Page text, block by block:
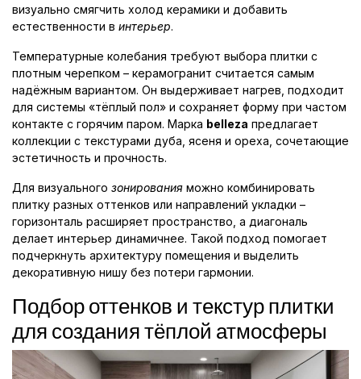
визуально смягчить холод керамики и добавить
естественности в интерьер.
Температурные колебания требуют выбора плитки с
плотным черепком – керамогранит считается самым
надёжным вариантом. Он выдерживает нагрев, подходит
для системы «тёплый пол» и сохраняет форму при частом
контакте с горячим паром. Марка belleza предлагает
коллекции с текстурами дуба, ясеня и ореха, сочетающие
эстетичность и прочность.
Для визуального зонирования можно комбинировать
плитку разных оттенков или направлений укладки –
горизонталь расширяет пространство, а диагональ
делает интерьер динамичнее. Такой подход помогает
подчеркнуть архитектуру помещения и выделить
декоративную нишу без потери гармонии.
Подбор оттенков и текстур плитки
для создания тёплой атмосферы